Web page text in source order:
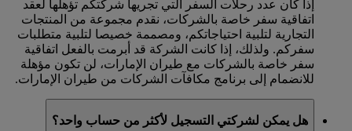
إذا كان عدد رحلات السفر التي تجريها شركتكم تؤهلها لعقد
اتفاقية سفر خاصة بالشركات، نقدم مجموعة من المنتجات
التجارية لتلبية احتياجاتكم، ومصممة خصيصا لتلبية متطلبات
سفركم. ولذلك، إذا كانت الشركة قد أبرمت بالفعل اتفاقية
سفر خاصة بالشركات مع طيران الإمارات، لن تكون مؤهلة
للانضمام إلى برنامج مكافآت الشركات من طيران الإمارات.
هل يمكن لشركتي التسجيل لأكثر من حساب واحد؟